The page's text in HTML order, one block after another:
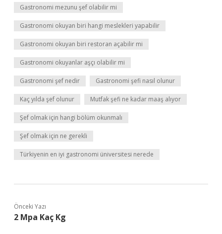
Gastronomi mezunu şef olabilir mi
Gastronomi okuyan biri hangi meslekleri yapabilir
Gastronomi okuyan biri restoran açabilir mi
Gastronomi okuyanlar aşçı olabilir mi
Gastronomi şef nedir Gastronomi şefi nasıl olunur
Kaç yılda şef olunur Mutfak şefi ne kadar maaş alıyor
Şef olmak için hangi bölüm okunmalı
Şef olmak için ne gerekli
Türkiyenin en iyi gastronomi üniversitesi nerede
Önceki Yazı
2 Mpa Kaç Kg